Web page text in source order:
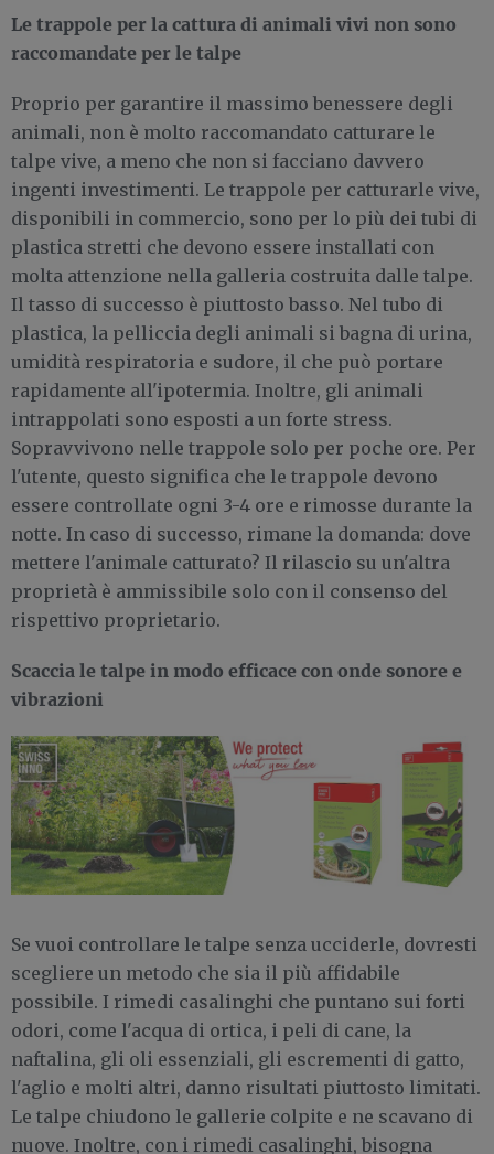
Le trappole per la cattura di animali vivi non sono
raccomandate per le talpe
Proprio per garantire il massimo benessere degli
animali, non è molto raccomandato catturare le
talpe vive, a meno che non si facciano davvero
ingenti investimenti. Le trappole per catturarle vive,
disponibili in commercio, sono per lo più dei tubi di
plastica stretti che devono essere installati con
molta attenzione nella galleria costruita dalle talpe.
Il tasso di successo è piuttosto basso. Nel tubo di
plastica, la pelliccia degli animali si bagna di urina,
umidità respiratoria e sudore, il che può portare
rapidamente all'ipotermia. Inoltre, gli animali
intrappolati sono esposti a un forte stress.
Sopravvivono nelle trappole solo per poche ore. Per
l'utente, questo significa che le trappole devono
essere controllate ogni 3-4 ore e rimosse durante la
notte. In caso di successo, rimane la domanda: dove
mettere l'animale catturato? Il rilascio su un'altra
proprietà è ammissibile solo con il consenso del
rispettivo proprietario.
Scaccia le talpe in modo efficace con onde sonore e
vibrazioni
Se vuoi controllare le talpe senza ucciderle, dovresti
scegliere un metodo che sia il più affidabile
possibile. I rimedi casalinghi che puntano sui forti
odori, come l'acqua di ortica, i peli di cane, la
naftalina, gli oli essenziali, gli escrementi di gatto,
l'aglio e molti altri, danno risultati piuttosto limitati.
Le talpe chiudono le gallerie colpite e ne scavano di
nuove. Inoltre, con i rimedi casalinghi, bisogna